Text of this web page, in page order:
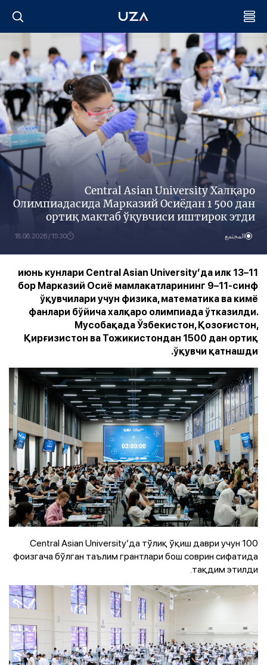
Central Asian University Халқаро
Олимпиадасида Марказий Осиёдан 1 500 дан
ортиқ мактаб ўқувчиси иштирок этди
المجتمع 15:30 / 18.06.2026
11–13 июнь кунлари Central Asian University’да илк
бор Марказий Осиё мамлакатларининг 9–11-синф
ўқувчилари учун физика, математика ва кимё
фанлари бўйича халқаро олимпиада ўтказилди.
Мусобақада Ўзбекистон, Қозоғистон,
Қирғизистон ва Тожикистондан 1500 дан ортиқ
ўқувчи қатнашди.
Central Asian University’да тўлиқ ўқиш даври учун 100
фоизгача бўлган таълим грантлари бош соврин сифатида
тақдим этилди.